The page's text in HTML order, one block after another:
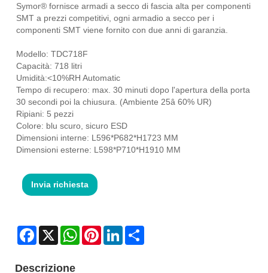
Symor® fornisce armadi a secco di fascia alta per componenti
SMT a prezzi competitivi, ogni armadio a secco per i
componenti SMT viene fornito con due anni di garanzia.
Modello: TDC718F
Capacità: 718 litri
Umidità:<10%RH Automatic
Tempo di recupero: max. 30 minuti dopo l'apertura della porta
30 secondi poi la chiusura. (Ambiente 25â 60% UR)
Ripiani: 5 pezzi
Colore: blu scuro, sicuro ESD
Dimensioni interne: L596*P682*H1723 MM
Dimensioni esterne: L598*P710*H1910 MM
Invia richiesta
Facebook
X WhatsAppPinterestLinkedIn
Descrizione